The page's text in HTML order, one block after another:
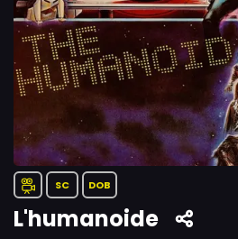
SC DOB
L'humanoide